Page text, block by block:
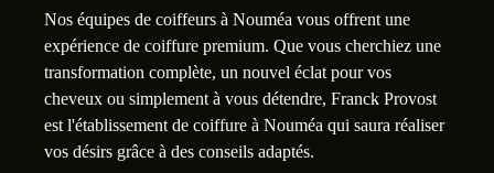
Nos équipes de coiffeurs à Nouméa vous offrent une
expérience de coiffure premium. Que vous cherchiez une
transformation complète, un nouvel éclat pour vos
cheveux ou simplement à vous détendre, Franck Provost
est l'établissement de coiffure à Nouméa qui saura réaliser
vos désirs grâce à des conseils adaptés.